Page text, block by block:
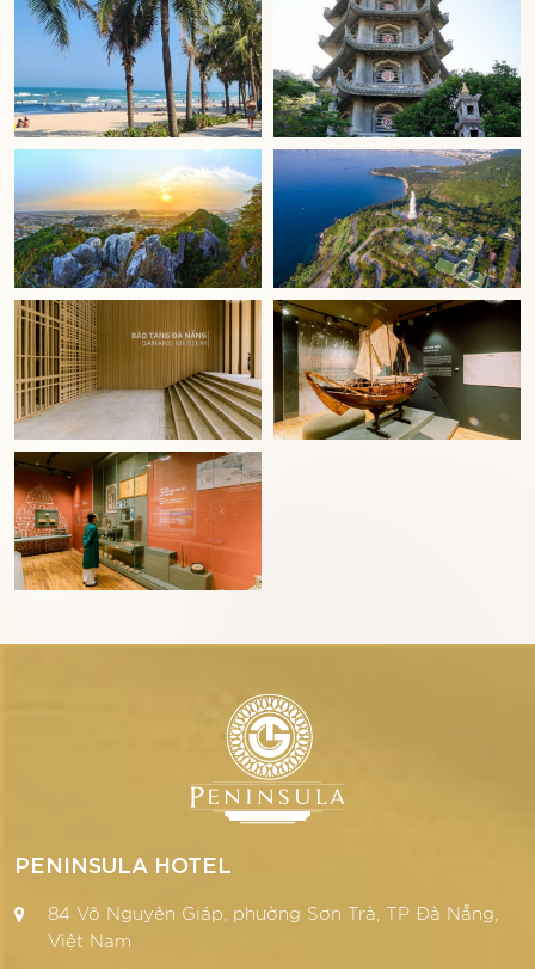
PENINSULA HOTEL
84 Võ Nguyên Giáp, phường Sơn Trà, TP Đà Nẵng,
Việt Nam